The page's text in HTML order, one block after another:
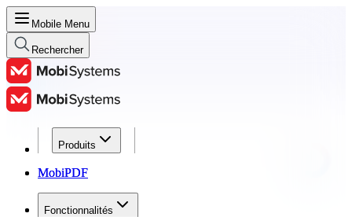
Mobile Menu
Rechercher
Produits
MobiPDF
Fonctionnalités
Produits
MobiPDF
Fonctionnalités